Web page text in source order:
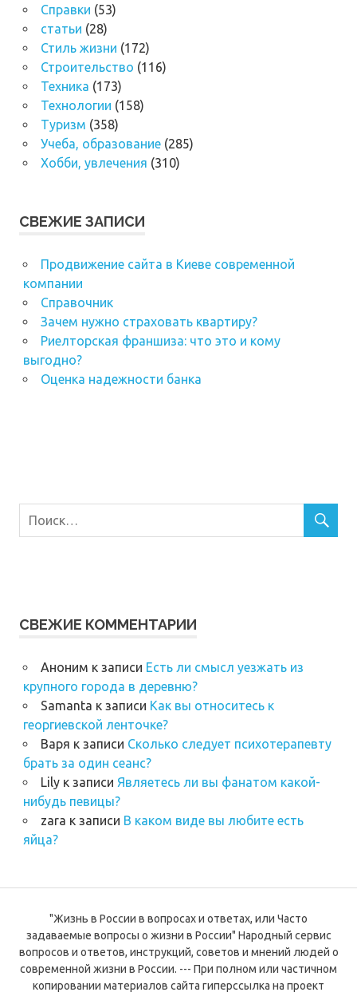
Справки (53)
статьи (28)
Стиль жизни (172)
Строительство (116)
Техника (173)
Технологии (158)
Туризм (358)
Учеба, образование(285)
Хобби, увлечения (310)
СВЕЖИЕ ЗАПИСИ
Продвижение сайта в Киеве современной
компании
Справочник
Зачем нужно страховать квартиру?
Риелторская франшиза: что это и кому
выгодно?
Оценка надежности банка
СВЕЖИЕ КОММЕНТАРИИ
Аноним к записи Есть ли смысл уезжать из
крупного города в деревню?
Samanta к записи Как вы относитесь к
георгиевской ленточке?
Варя к записи Сколько следует психотерапевту
брать за один сеанс?
Lilyк записи Являетесь ли вы фанатом какой-
нибудь певицы?
zara к записи В каком виде вы любите есть
яйца?
"Жизнь в России в вопросах и ответах, или Часто
задаваемые вопросы о жизни в России" Народный сервис
вопросов и ответов, инструкций, советов и мнений людей о
современной жизни в России. --- При полном или частичном
копировании материалов сайта гиперссылка на проект